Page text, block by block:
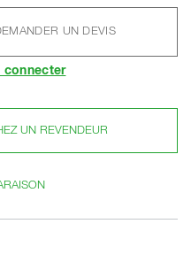
UN DEVIS
connecter
UN REVENDEUR